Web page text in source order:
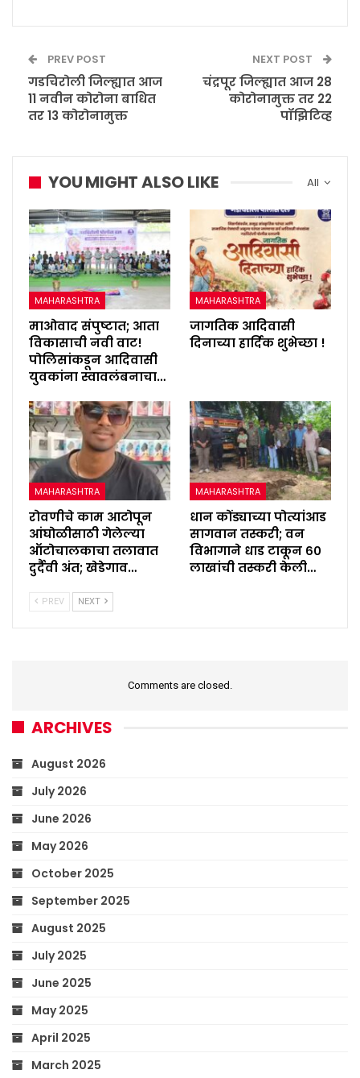
PREV POST
गडचिरोली जिल्ह्यात आज
11 नवीन कोरोना बाधित
तर 13 कोरोनामुक्त
NEXT POST
चंद्रपूर जिल्ह्यात आज 28
कोरोनामुक्त तर 22
पॉझिटिव्ह
All
YOU MIGHT ALSO LIKE
MAHARASHTRA
माओवाद संपुष्टात; आता
विकासाची नवी वाट!
पोलिसांकडून आदिवासी
युवकांना स्वावलंबनाचा…
MAHARASHTRA
जागतिक आदिवासी
दिनाच्या हार्दिक शुभेच्छा !
MAHARASHTRA
रोवणीचे काम आटोपून
आंघोळीसाठी गेलेल्या
ऑटोचालकाचा तलावात
दुर्दैवी अंत; खेडेगाव…
MAHARASHTRA
धान कोंड्याच्या पोत्यांआड
सागवान तस्करी; वन
विभागाने धाड टाकून ६०
लाखांची तस्करी केली…
PREV NEXT
Comments are closed.
ARCHIVES
August 2026
July 2026
June 2026
May 2026
October 2025
September 2025
August 2025
July 2025
June 2025
May 2025
April 2025
March 2025